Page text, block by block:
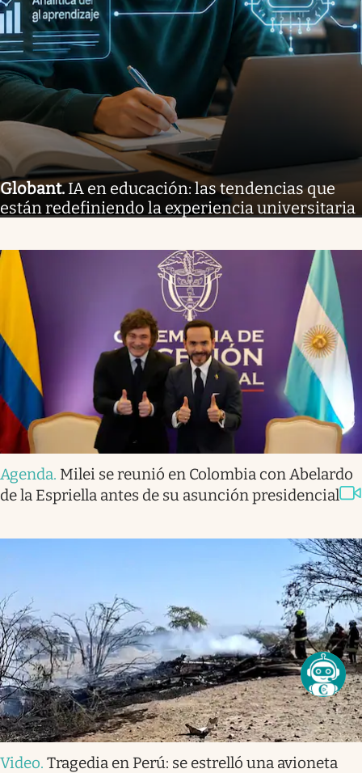
Globant.IA en educación: las tendencias que
están redefiniendo la experiencia universitaria
Agenda. Milei se reunió en Colombia con Abelardo
de la Espriella antes de su asunción presidencial
Video. Tragedia en Perú: se estrelló una avioneta